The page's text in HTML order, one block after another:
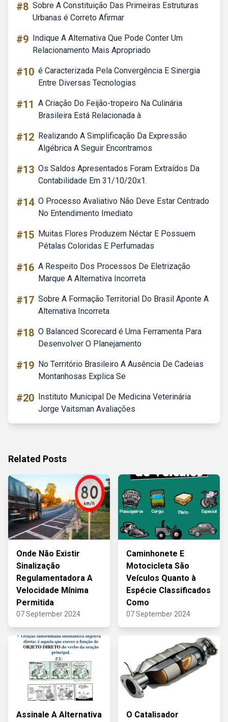
#8 Sobre A Constituição Das Primeiras Estruturas
Urbanas é Correto Afirmar
#9 Indique A Alternativa Que Pode Conter Um
Relacionamento Mais Apropriado
#10 é Caracterizada Pela Convergência E Sinergia
Entre Diversas Tecnologias
#11 A Criação Do Feijão-tropeiro Na Culinária
Brasileira Está Relacionada à
#12 Realizando A Simplificação Da Expressão
Algébrica A Seguir Encontramos
#13 Os Saldos Apresentados Foram Extraídos Da
Contabilidade Em 31/10/20x1.
#14 O Processo Avaliativo Não Deve Estar Centrado
No Entendimento Imediato
#15 Muitas Flores Produzem Néctar E Possuem
Pétalas Coloridas E Perfumadas
#16 A Respeito Dos Processos De Eletrização
Marque A Alternativa Incorreta
#17 Sobre A Formação Territorial Do Brasil Aponte A
Alternativa Incorreta
#18 O Balanced Scorecard é Uma Ferramenta Para
Desenvolver O Planejamento
#19 No Território Brasileiro A Ausência De Cadeias
Montanhosas Explica Se
#20 Instituto Municipal De Medicina Veterinária
Jorge Vaitsman Avaliações
Related Posts
Onde Não Existir
Sinalização
Regulamentadora A
Velocidade Mínima
Permitida
07 September 2024
Caminhonete E
Motocicleta São
Veículos Quanto à
Espécie Classificados
Como
07 September 2024
Assinale A Alternativa O Catalisador